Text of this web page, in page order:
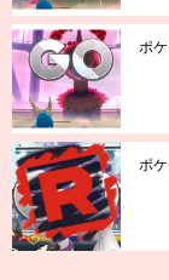
ポ
ポ